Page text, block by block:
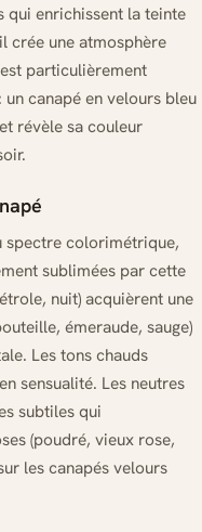
qui enrichissent la teinte
crée une atmosphère
particulièrement
canapé en velours bleu
révèle sa couleur
spectre colorimétrique,
sublimées par cette
nuit) acquièrent une
émeraude, sauge)
Les tons chauds
sensualité. Les neutres
subtiles qui
(poudré, vieux rose,
les canapés velours